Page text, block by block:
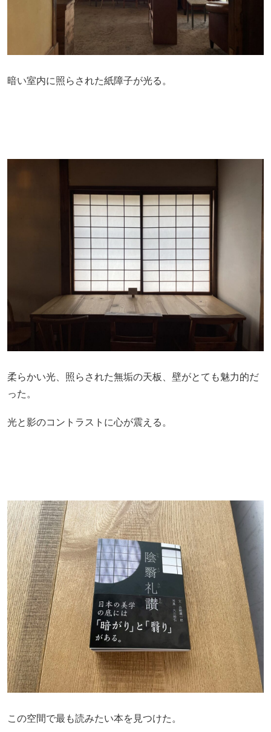
暗い室内に照らされた紙障子が光る。
柔らかい光、照らされた無垢の天板、壁がとても魅力的だ
った。
光と影のコントラストに心が震える。
この空間で最も読みたい本を見つけた。